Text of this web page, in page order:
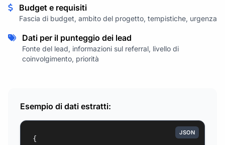
Budget e requisiti
Fascia di budget, ambito del progetto, tempistiche, urgenza
Dati per il punteggio dei lead
Fonte del lead, informazioni sul referral, livello di
coinvolgimento, priorità
Esempio di dati estratti:
JSON
{